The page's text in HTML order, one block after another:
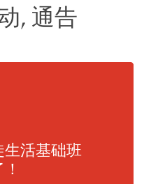
, 通告
生活基础班